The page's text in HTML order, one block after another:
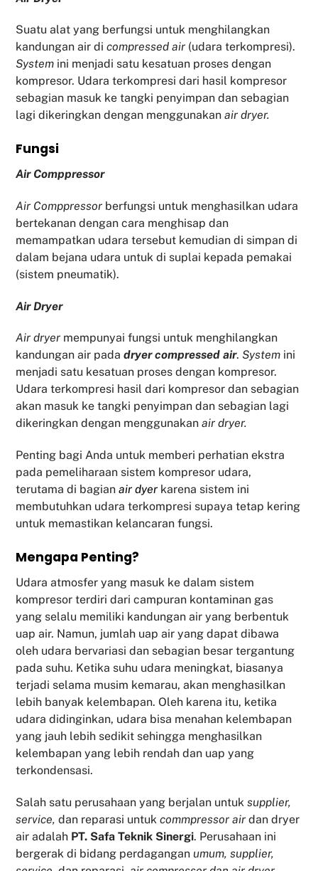
Suatu alat yang berfungsi untuk menghilangkan
kandungan air dicompressed air (udara terkompresi).
System ini menjadi satu kesatuan proses dengan
kompresor. Udara terkompresi dari hasil kompresor
sebagian masuk ke tangki penyimpan dan sebagian
lagi dikeringkan dengan menggunakan air dryer.
Fungsi
Air Comppressor
Air Comppressor berfungsi untuk menghasilkan udara
bertekanan dengan cara menghisap dan
memampatkan udara tersebut kemudian di simpan di
dalam bejana udara untuk di suplai kepada pemakai
(sistem pneumatik).
Air Dryer
Air dryer mempunyai fungsi untuk menghilangkan
kandungan air padadryer compressed air.System ini
menjadi satu kesatuan proses dengan kompresor.
Udara terkompresi hasil dari kompresor dan sebagian
akan masuk ke tangki penyimpan dan sebagian lagi
dikeringkan dengan menggunakanair dryer.
Penting bagi Anda untuk memberi perhatian ekstra
pada pemeliharaan sistem kompresor udara,
terutama di bagianair dyer karena sistem ini
membutuhkan udara terkompresi supaya tetap kering
untuk memastikan kelancaran fungsi.
Mengapa Penting?
Udara atmosfer yang masuk ke dalam sistem
kompresor terdiri dari campuran kontaminan gas
yang selalu memiliki kandungan air yang berbentuk
uap air. Namun, jumlah uap air yang dapat dibawa
oleh udara bervariasi dan sebagian besar tergantung
pada suhu. Ketika suhu udara meningkat, biasanya
terjadi selama musim kemarau, akan menghasilkan
lebih banyak kelembapan. Oleh karena itu, ketika
udara didinginkan, udara bisa menahan kelembapan
yang jauh lebih sedikit sehingga menghasilkan
kelembapan yang lebih rendah dan uap yang
terkondensasi.
Salah satu perusahaan yang berjalan untuksupplier,
service, dan reparasi untukcommpressor air dan dryer
air adalah PT. Safa Teknik Sinergi. Perusahaan ini
bergerak di bidang perdaganganumum, supplier,